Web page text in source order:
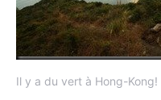
Il y a du vert à Hong-Kong!